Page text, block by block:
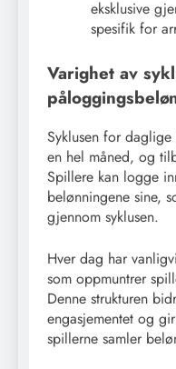
eksklusive
spesifik for
Varighet av
Syklusen for
en hel måned, og
Spillere kan logge
belønningene sine,
gjennom syklusen.
Hver dag har
som oppmuntrer
Denne strukturen
engasjementet og
spillerne samler